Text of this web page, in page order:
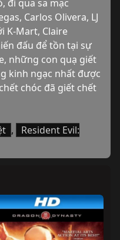
đi qua sa mạc
Carlos Olivera, LJ
K-Mart, Claire
đấu để tồn tại sự
những con quạ giết
kinh ngạc nhất được
chóc đã giết chết
,
Resident Evil: